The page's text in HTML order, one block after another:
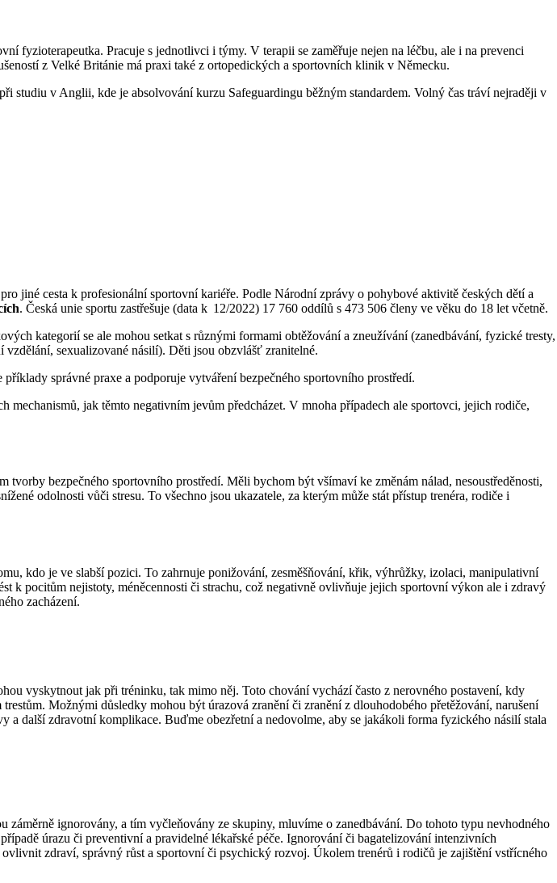
fyzioterapeutka. Pracuje s jednotlivci i týmy. V terapii se zaměřuje nejen na léčbu, ale i na prevenci
z Velké Británie má praxi také z ortopedických a sportovních klinik v Německu.
studiu v Anglii, kde je absolvování kurzu Safeguardingu běžným standardem. Volný čas tráví nejraději v
jiné cesta k profesionální sportovní kariéře. Podle Národní zprávy o pohybové aktivitě českých dětí a
. Česká unie sportu zastřešuje (data k 12/2022) 17 760 oddílů s 473 506 členy ve věku do 18 let včetně.
kategorií se ale mohou setkat s různými formami obtěžování a zneužívání (zanedbávání, fyzické tresty,
sexualizované násilí). Děti jsou obzvlášť zranitelné.
správné praxe a podporuje vytváření bezpečného sportovního prostředí.
jak těmto negativním jevům předcházet. V mnoha případech ale sportovci, jejich rodiče,
bezpečného sportovního prostředí. Měli bychom být všímaví ke změnám nálad, nesoustředěnosti,
odolnosti vůči stresu. To všechno jsou ukazatele, za kterým může stát přístup trenéra, rodiče i
kdo je ve slabší pozici. To zahrnuje ponižování, zesměšňování, křik, výhrůžky, izolaci, manipulativní
k pocitům nejistoty, méněcennosti či strachu, což negativně ovlivňuje jejich sportovní výkon ale i zdravý
zacházení.
vyskytnout jak při tréninku, tak mimo něj. Toto chování vychází často z nerovného postavení, kdy
Možnými důsledky mohou být úrazová zranění či zranění z dlouhodobého přetěžování, narušení
další zdravotní komplikace. Buďme obezřetní a nedovolme, aby se jakákoli forma fyzického násilí stala
ignorovány, a tím vyčleňovány ze skupiny, mluvíme o zanedbávání. Do tohoto typu nevhodného
úrazu či preventivní a pravidelné lékařské péče. Ignorování či bagatelizování intenzivních
zdraví, správný růst a sportovní či psychický rozvoj. Úkolem trenérů i rodičů je zajištění vstřícného